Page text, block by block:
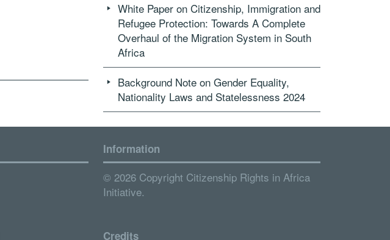
White Paper on Citizenship, Immigration and
Refugee Protection: Towards A Complete
Overhaul of the Migration System in South
Africa
Background Note on Gender Equality,
Nationality Laws and Statelessness 2024
Information
© 2026 Copyright Citizenship Rights in Africa
Initiative.
Credits